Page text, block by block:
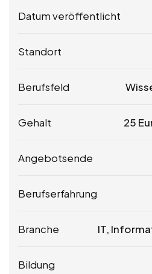
Datum veröffentlicht
Standort
Berufsfeld
Gehalt 25
Angebotsende
Berufserfahrung
Branche IT,
Bildung